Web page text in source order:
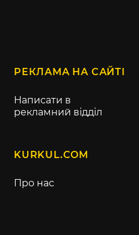
РЕКЛАМА НА САЙТІ
Написати в
рекламний відділ
KURKUL.COM
Про нас